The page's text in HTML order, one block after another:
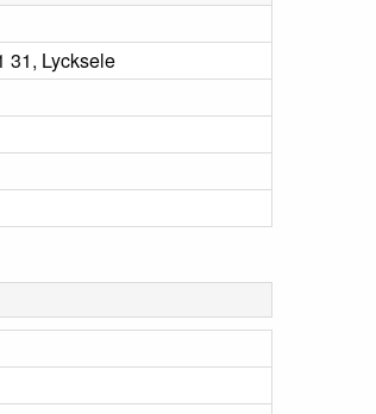
31, Lycksele